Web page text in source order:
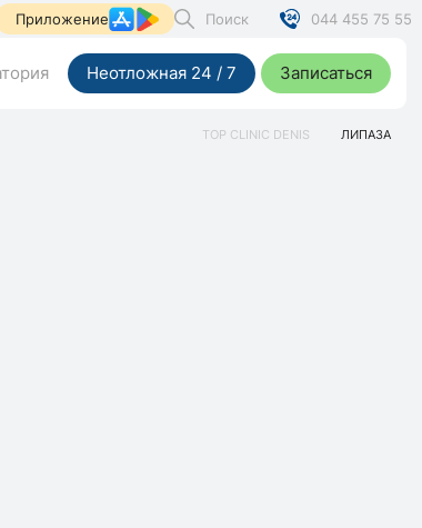
Приложение Поиск 044 455 75 55
Неотложная 24 / 7 Записаться
TOP CLINIC DENIS ЛИПАЗА